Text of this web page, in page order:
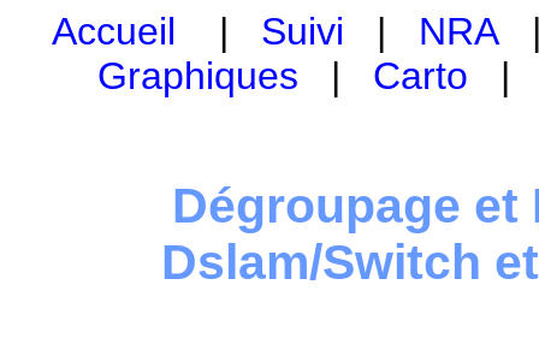
Accueil | Suivi | NRA
Graphiques | Carto
Dégroupage et
Dslam/Switch